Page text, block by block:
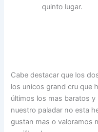
quinto lugar.
Cabe destacar que los
los unicos grand cru que
últimos los mas baratos
nuestro paladar no esta
gustan mas o valoramos